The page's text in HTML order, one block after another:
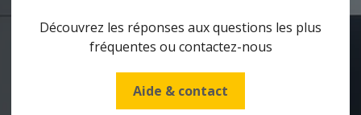
Découvrez les réponses aux questions les plus
fréquentes ou contactez-nous
Aide & contact